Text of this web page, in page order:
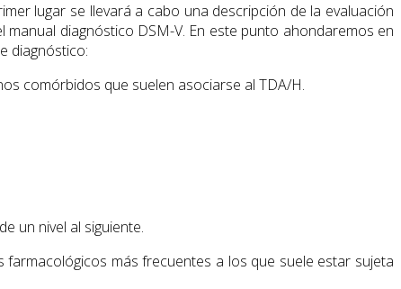
lugar se llevará a cabo una descripción de la evaluación
diagnóstico DSM-V. En este punto ahondaremos en
diagnóstico:
comórbidos que suelen asociarse al TDA/H.
un nivel al siguiente.
más frecuentes a los que suele estar sujeta